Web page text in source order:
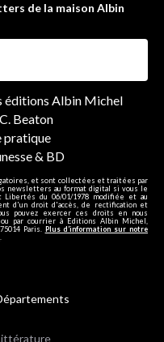
de la maison Albin
éditions Albin Michel
Beaton
pratique
& BD
et sont collectées et traitées par
newsletters au format digital si vous le
Libertés du 06/01/1978 modifiée et au
d'un droit d'accès, de rectification et
pouvez exercer ces droits en nous
ou par courrier à Editions Albin Michel,
Paris. Plus d’information sur notre
.